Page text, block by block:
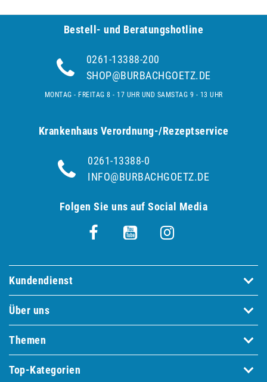
Bestell- und Be­ra­tungs­hot­line
0261-13388-200
SHOP@BURBACHGOETZ.DE
MONTAG - FREITAG 8 - 17 UHR UND SAMSTAG 9 - 13 UHR
Krankenhaus Verordnung-/Rezeptservice
0261-13388-0
INFO@BURBACHGOETZ.DE
Folgen Sie uns auf Social Media
Kundendienst
Über uns
Themen
Top-Kategorien